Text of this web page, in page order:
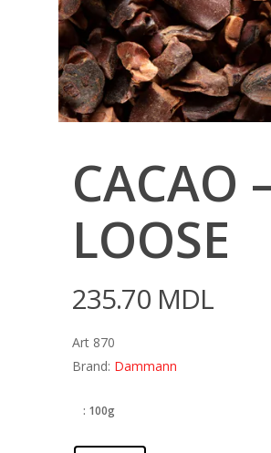
CACAO
LOOSE
235.70 MDL
Art 870
Brand: Dammann
: 100g